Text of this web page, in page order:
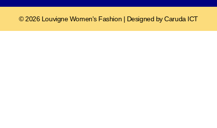
© 2026 Louvigne Women's Fashion | Designed by Caruda ICT